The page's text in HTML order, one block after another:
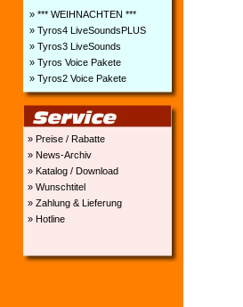
» *** WEIHNACHTEN ***
» Tyros4 LiveSoundsPLUS
» Tyros3 LiveSounds
» Tyros Voice Pakete
» Tyros2 Voice Pakete
» Preise / Rabatte
» News-Archiv
» Katalog / Download
» Wunschtitel
» Zahlung & Lieferung
» Hotline